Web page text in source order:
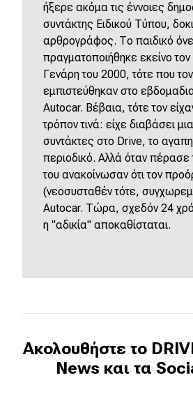
ήξερε ακόμα τις έννοιες
συντάκτης Ειδικού Τύπου,
αρθρογράφος. Το παιδικό
πραγματοποιήθηκε εκείνο τον
Γενάρη του 2000, τότε που τον
εμπιστεύθηκαν στο
Autocar. Βέβαια, τότε τον
τρόπον τινά: είχε διαβάσει
συντάκτες στο Drive, το
περιοδικό. Αλλά όταν πέρασε
του ανακοίνωσαν ότι τον
(νεοσυσταθέν τότε,
Autocar. Τώρα, σχεδόν 24
η "αδικία" αποκαθίσταται.
Ακολουθήστε το
News και τα